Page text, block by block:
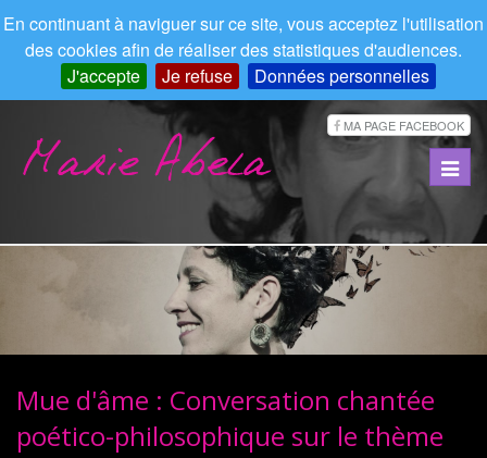
En continuant à naviguer sur ce site, vous acceptez l'utilisation
des cookies afin de réaliser des statistiques d'audiences.
J'accepte
Je refuse Données personnelles
MA PAGE FACEBOOK
Mue d'âme : Conversation chantée
poético-philosophique sur le thème